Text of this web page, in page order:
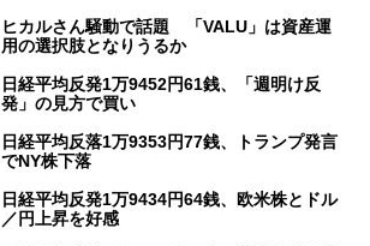
ヒカルさん騒動で話題 「VALU」は資産運
用の選択肢となりうるか
日経平均反発1万9452円61銭、「週明け反
発」の見方で買い
日経平均反落1万9353円77銭、トランプ発言
でNY株下落
日経平均反発1万9434円64銭、欧米株とドル
／円上昇を好感